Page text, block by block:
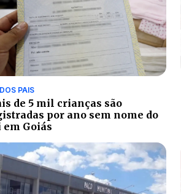
PAIS
de 5 mil crianças são
por ano sem nome do
em Goiás